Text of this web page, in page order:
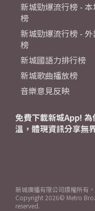
新城勁爆流行榜 -
榜
新城勁爆流行榜 -
榜
新城國語力排行榜
新城歌曲播放榜
音樂意見反映
免費下載新城App!
溫，體現資訊分享無
新城廣播有限公司版權所有
Copyright 2026© Metro
reserved.